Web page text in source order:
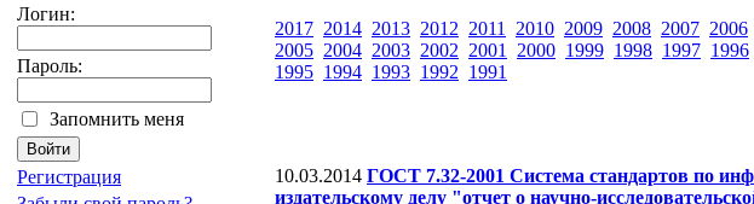
Логин:
Пароль:
Запомнить меня
Регистрация
2017 2014 2013 2012 2011 2010 2009 2008 2007 2006
2005 2004 2003 2002 2001 2000 1999 1998 1997 1996
1995 1994 1993 1992 1991
10.03.2014 ГОСТ 7.32-2001 Система стандартов по
издательскому делу "отчет о научно-